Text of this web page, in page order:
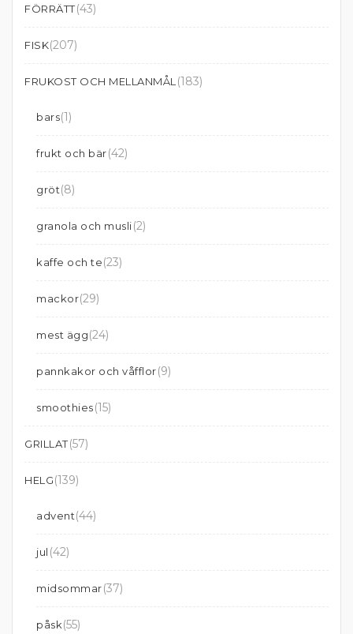
FÖRRÄTT(43)
FISK(207)
FRUKOST OCH MELLANMÅL (183)
bars(1)
frukt och bär(42)
gröt(8)
granola och musli(2)
kaffe och te(23)
mackor(29)
mest ägg(24)
pannkakor och våfflor(9)
smoothies(15)
GRILLAT(57)
HELG(139)
advent(44)
jul (42)
midsommar(37)
påsk(55)